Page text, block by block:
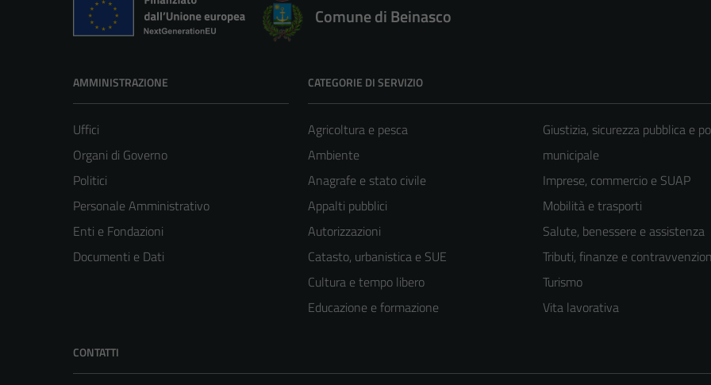
Comune di Beinasco
AMMINISTRAZIONE
Uffici
Organi di Governo
Politici
Personale Amministrativo
Enti e Fondazioni
Documenti e Dati
CATEGORIE DI SERVIZIO
Agricoltura e pesca
Ambiente
Anagrafe e stato civile
Appalti pubblici
Autorizzazioni
Catasto, urbanistica e SUE
Cultura e tempo libero
Educazione e formazione
Giustizia, sicurezza pubblica e
municipale
Imprese, commercio e SUAP
Mobilità e trasporti
Salute, benessere e assistenza
Tributi, finanze e
Turismo
Vita lavorativa
CONTATTI